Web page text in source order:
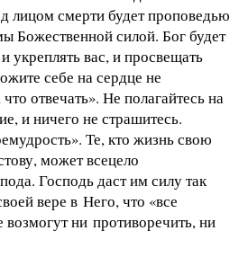
лицом смерти будет проповедью
Божественной силой. Бог будет
укреплять вас, и просвещать
себе на сердце не
отвечать». Не полагайтесь на
и ничего не страшитесь.
Те, кто жизнь свою
может всецело
Господь даст им силу так
вере в Него, что «все
ни противоречить, ни